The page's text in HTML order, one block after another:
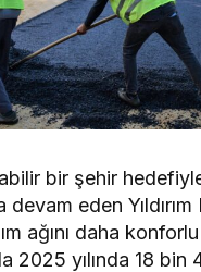
bir şehir
devam eden
ağını daha
2025 yılında 18